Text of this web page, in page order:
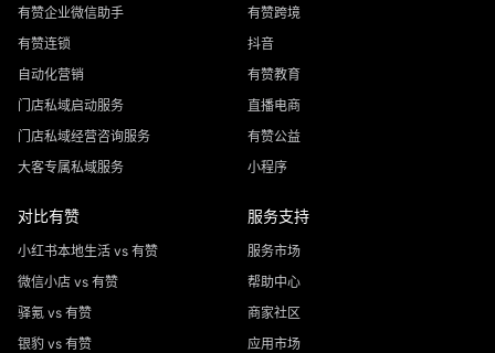
有赞企业微信助手
有赞连锁
自动化营销
门店私域启动服务
门店私域经营咨询服务
大客专属私域服务
有赞跨境
抖音
有赞教育
直播电商
有赞公益
小程序
对比有赞
小红书本地生活 vs 有赞
微信小店 vs 有赞
驿氪 vs 有赞
银豹 vs 有赞
服务支持
服务市场
帮助中心
商家社区
应用市场